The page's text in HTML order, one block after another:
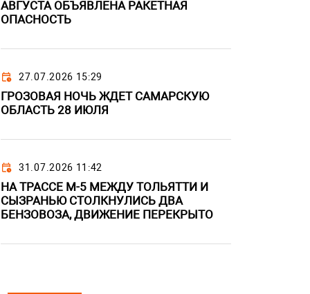
АВГУСТА ОБЪЯВЛЕНА РАКЕТНАЯ
ОПАСНОСТЬ
27.07.2026 15:29
ГРОЗОВАЯ НОЧЬ ЖДЕТ САМАРСКУЮ
ОБЛАСТЬ 28 ИЮЛЯ
31.07.2026 11:42
НА ТРАССЕ М-5 МЕЖДУ ТОЛЬЯТТИ И
СЫЗРАНЬЮ СТОЛКНУЛИСЬ ДВА
БЕНЗОВОЗА, ДВИЖЕНИЕ ПЕРЕКРЫТО